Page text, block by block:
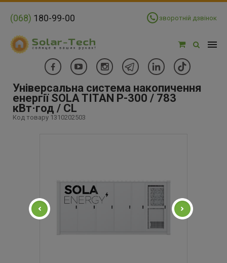
(068) 180-99-00 зворотній дзвінок
Універсальна система накопичення
енергії SOLA TITAN P-300 / 783
кВт·год / CL
Код товару 1310202503